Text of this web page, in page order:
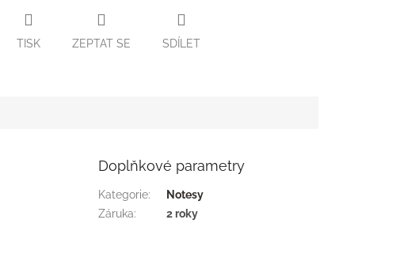
TISK ZEPTAT SE SDÍLET
Doplňkové parametry
Kategorie:
Notesy
Záruka: 2 roky